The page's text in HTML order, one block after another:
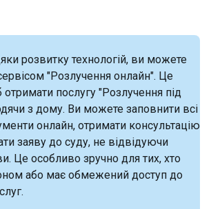
розвитку технологій, ви можете
"Розлучення онлайн". Це
отримати послугу "Розлучення під
з дому. Ви можете заповнити всі
онлайн, отримати консультацію
заяву до суду, не відвідуючи
Це особливо зручно для тих, хто
або має обмежений доступ до